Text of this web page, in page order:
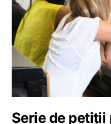
Serie de petiții